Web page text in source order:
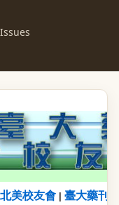
北美校友會 臺大藥刊